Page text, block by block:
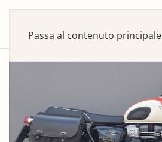
Passa al contenuto principale